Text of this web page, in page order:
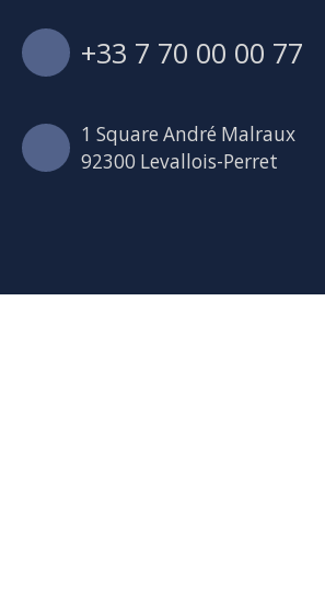
+33 7 70 00 00 77
1 Square André Malraux
92300 Levallois-Perret